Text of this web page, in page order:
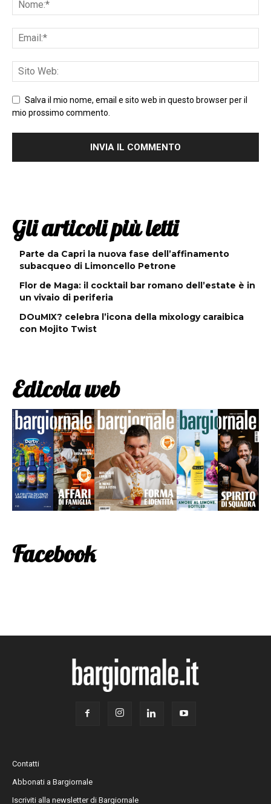
Salva il mio nome, email e sito web in questo browser per il
mio prossimo commento.
Gli articoli più letti
Parte da Capri la nuova fase dell’affinamento
subacqueo di Limoncello Petrone
Flor de Maga: il cocktail bar romano dell’estate è in
un vivaio di periferia
DOuMIX? celebra l’icona della mixology caraibica
con Mojito Twist
Edicola web
Facebook
Contatti
Abbonati a Bargiornale
Iscriviti alla newsletter di Bargiornale